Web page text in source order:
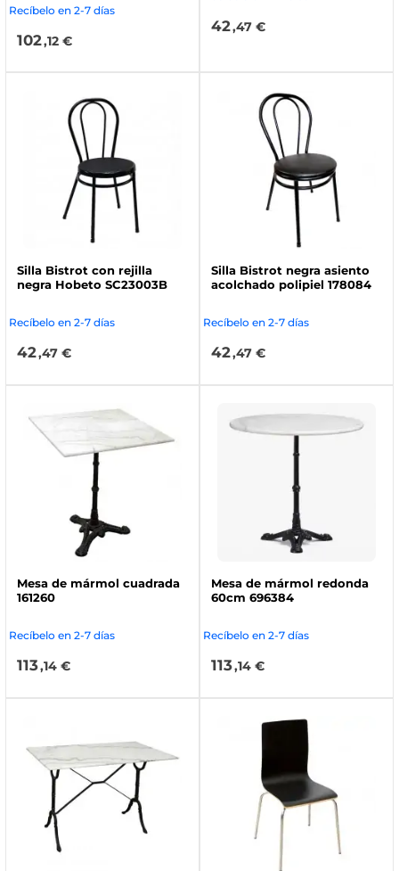
Recíbelo en 2-7 días
102,12 €
42,47 €
Silla Bistrot con rejilla
negra Hobeto SC23003B
Recíbelo en 2-7 días
42,47 €
Silla Bistrot negra asiento
acolchado polipiel 178084
Recíbelo en 2-7 días
42,47 €
Mesa de mármol cuadrada
161260
Recíbelo en 2-7 días
113,14 €
Mesa de mármol redonda
60cm 696384
Recíbelo en 2-7 días
113,14 €